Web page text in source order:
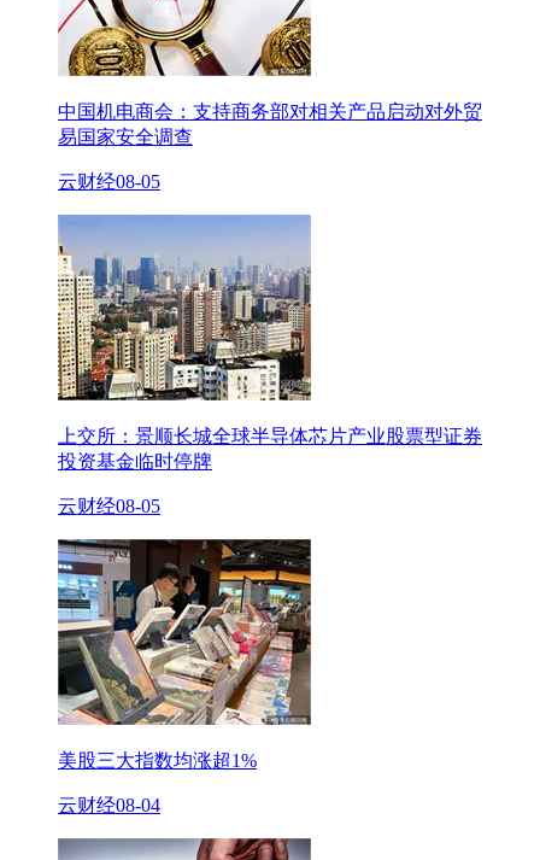
中国机电商会：支持商务部对相关产品启动对外贸
易国家安全调查
云财经08-05
上交所：景顺长城全球半导体芯片产业股票型证券
投资基金临时停牌
云财经08-05
美股三大指数均涨超1%
云财经08-04